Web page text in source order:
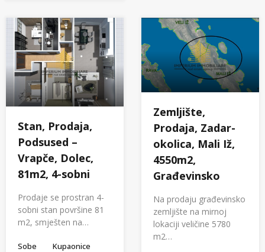
Stan, Prodaja,
Podsused –
Vrapče, Dolec,
81m2, 4-sobni
Prodaje se prostran 4-
sobni stan površine 81
m2, smješten na…
Sobe
Kupaonice
Zemljište,
Prodaja, Zadar-
okolica, Mali Iž,
4550m2,
Građevinsko
Na prodaju građevinsko
zemljište na mirnoj
lokaciji veličine 5780
m2…